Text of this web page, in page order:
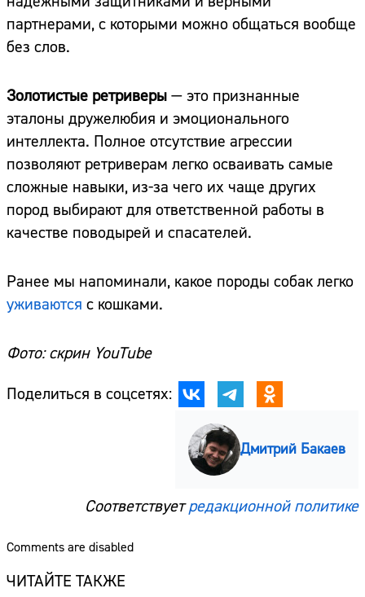
партнерами, с которыми можно общаться вообще
без слов.
Золотистые ретриверы — это признанные
эталоны дружелюбия и эмоционального
интеллекта. Полное отсутствие агрессии
позволяют ретриверам легко осваивать самые
сложные навыки, из-за чего их чаще других
пород выбирают для ответственной работы в
качестве поводырей и спасателей.
Ранее мы напоминали, какое породы собак легко
уживаются с кошками.
Фото: скрин YouTube
Поделиться в соцсетях:
Дмитрий Бакаев
Соответствуетредакционной политике
Comments are disabled
ЧИТАЙТЕ ТАКЖЕ